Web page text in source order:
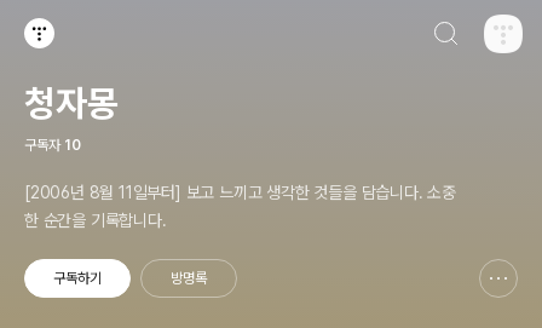
청자몽
구독자 10
[2006년 8월 11일부터] 보고 느끼고 생각한 것들을 담습니다. 소중
한 순간을 기록합니다.
구독하기 방명록